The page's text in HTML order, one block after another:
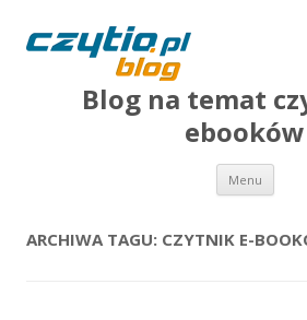
Blog na temat
ebooków
Menu
ARCHIWA TAGU: CZYTNIK E-